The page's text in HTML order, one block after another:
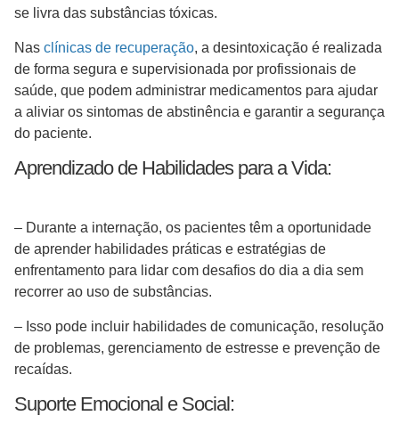
se livra das substâncias tóxicas.
Nas clínicas de recuperação, a desintoxicação é realizada
de forma segura e supervisionada por profissionais de
saúde, que podem administrar medicamentos para ajudar
a aliviar os sintomas de abstinência e garantir a segurança
do paciente.
Aprendizado de Habilidades para a Vida:
– Durante a internação, os pacientes têm a oportunidade
de aprender habilidades práticas e estratégias de
enfrentamento para lidar com desafios do dia a dia sem
recorrer ao uso de substâncias.
– Isso pode incluir habilidades de comunicação, resolução
de problemas, gerenciamento de estresse e prevenção de
recaídas.
Suporte Emocional e Social: